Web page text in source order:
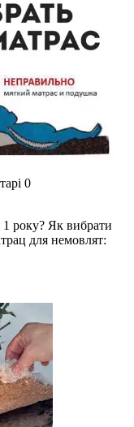
0
року? Як вибрати
для немовлят: